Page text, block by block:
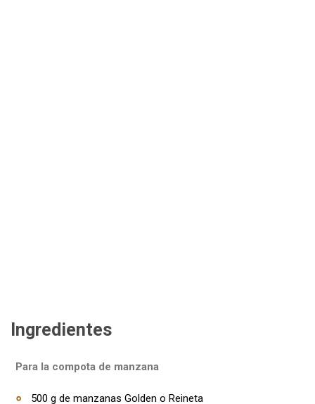
Ingredientes
Para la compota de manzana
500 g de manzanas Golden o Reineta